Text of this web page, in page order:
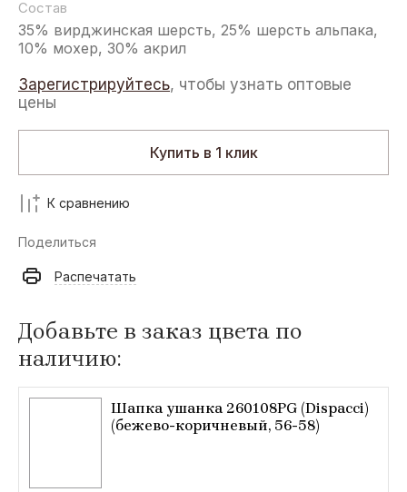
Состав
35% вирджинская шерсть, 25% шерсть альпака,
10% мохер, 30% акрил
Зарегистрируйтесь, чтобы узнать оптовые
цены
Купить в 1 клик
К сравнению
Поделиться
Распечатать
Добавьте в заказ цвета по
наличию:
Шапка ушанка 260108PG (Dispacci)
(бежево-коричневый, 56-58)